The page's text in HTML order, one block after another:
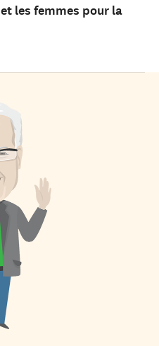
les femmes pour la